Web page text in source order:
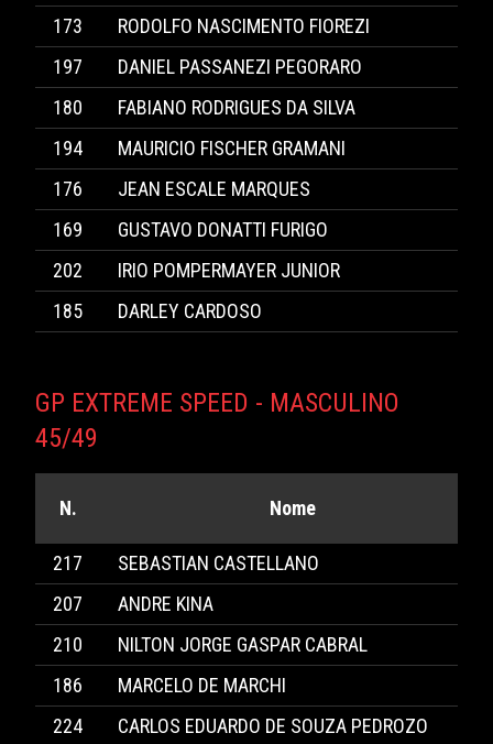
173
RODOLFO NASCIMENTO FIOREZI
197
DANIEL PASSANEZI PEGORARO
180
FABIANO RODRIGUES DA SILVA
194
MAURICIO FISCHER GRAMANI
176
JEAN ESCALE MARQUES
169
GUSTAVO DONATTI FURIGO
202
IRIO POMPERMAYER JUNIOR
185
DARLEY CARDOSO
GP EXTREME SPEED - MASCULINO
45/49
N. Nome
217
SEBASTIAN CASTELLANO
207
ANDRE KINA
210
NILTON JORGE GASPAR CABRAL
186
MARCELO DE MARCHI
224
CARLOS EDUARDO DE SOUZA PEDROZO